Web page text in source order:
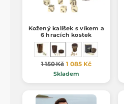
Kožený kalíšek s víkem a
6 hracích kostek
1 150 Kč 1 085 Kč
Skladem